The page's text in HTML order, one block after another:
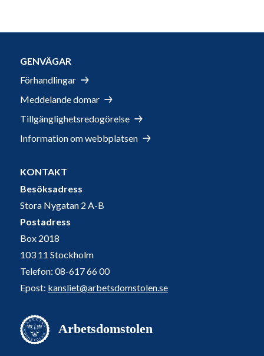
GENVÄGAR
Förhandlingar
Meddelande domar
Tillgänglighetsredogörelse
Information om webbplatsen
KONTAKT
Besöksadress
Stora Nygatan 2 A-B
Postadress
Box 2018
103 11 Stockholm
Telefon: 08-617 66 00
Epost: kansliet@arbetsdomstolen.se